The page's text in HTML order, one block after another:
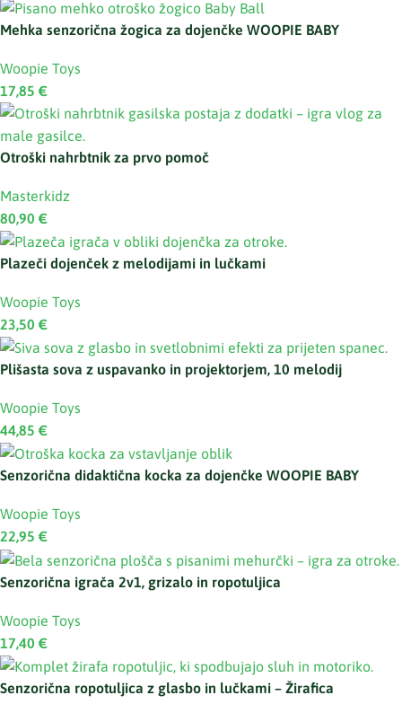
Mehka senzorična žogica za dojenčke WOOPIE BABY
Woopie Toys
17,85 €
Otroški nahrbtnik za prvo pomoč
Masterkidz
80,90 €
Plazeči dojenček z melodijami in lučkami
Woopie Toys
23,50 €
Plišasta sova z uspavanko in projektorjem, 10 melodij
Woopie Toys
44,85 €
Senzorična didaktična kocka za dojenčke WOOPIE BABY
Woopie Toys
22,95 €
Senzorična igrača 2v1, grizalo in ropotuljica
Woopie Toys
17,40 €
Senzorična ropotuljica z glasbo in lučkami – Žirafica